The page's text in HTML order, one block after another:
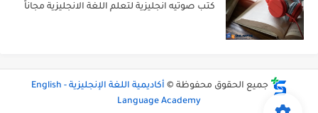
كتب صوتيه انجليزية لتعلم اللغة الانجليزية مجاناً
جميع الحقوق محفوظة ©
أكاديمية اللغة الإنجليزية - English
Language Academy